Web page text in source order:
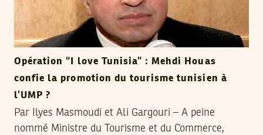
Opération “I love Tunisia” : Mehdi Houas
confie la promotion du tourisme tunisien à
l’UMP ?
Par Ilyes Masmoudi et Ali Gargouri – A peine
nommé Ministre du Tourisme et du Commerce,